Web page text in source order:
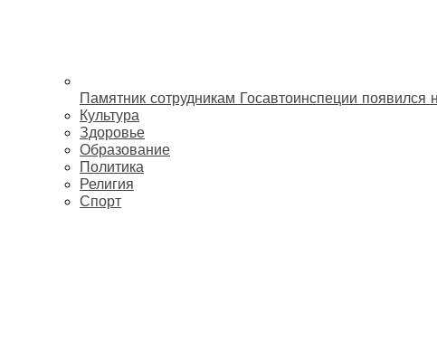
Памятник сотрудникам Госавтоинспеции
Культура
Здоровье
Образование
Политика
Религия
Спорт